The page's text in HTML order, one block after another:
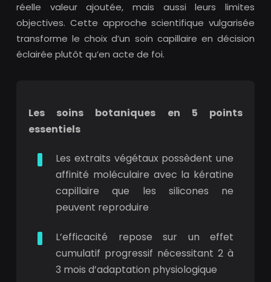
réelle valeur ajoutée, mais aussi leurs limites
objectives. Cette approche scientifique vulgarisée
transforme le choix d’un soin capillaire en décision
éclairée plutôt qu’en acte de foi.
Les soins botaniques en 5 points
essentiels
Les extraits végétaux possèdent une
affinité moléculaire avec la kératine
capillaire que les silicones ne
peuvent reproduire
L’efficacité repose sur un effet
cumulatif progressif nécessitant 2 à
3 mois d’adaptation physiologique